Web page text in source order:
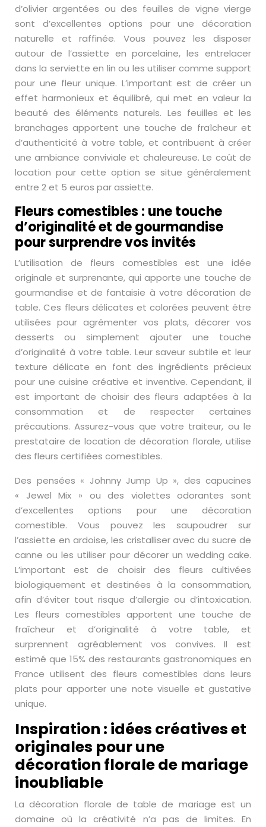
d’olivier argentées ou des feuilles de vigne vierge
sont d’excellentes options pour une décoration
naturelle et raffinée. Vous pouvez les disposer
autour de l’assiette en porcelaine, les entrelacer
dans la serviette en lin ou les utiliser comme support
pour une fleur unique. L’important est de créer un
effet harmonieux et équilibré, qui met en valeur la
beauté des éléments naturels. Les feuilles et les
branchages apportent une touche de fraîcheur et
d’authenticité à votre table, et contribuent à créer
une ambiance conviviale et chaleureuse. Le coût de
location pour cette option se situe généralement
entre 2 et 5 euros par assiette.
Fleurs comestibles : une touche
d’originalité et de gourmandise
pour surprendre vos invités
L’utilisation de fleurs comestibles est une idée
originale et surprenante, qui apporte une touche de
gourmandise et de fantaisie à votre décoration de
table. Ces fleurs délicates et colorées peuvent être
utilisées pour agrémenter vos plats, décorer vos
desserts ou simplement ajouter une touche
d’originalité à votre table. Leur saveur subtile et leur
texture délicate en font des ingrédients précieux
pour une cuisine créative et inventive. Cependant, il
est important de choisir des fleurs adaptées à la
consommation et de respecter certaines
précautions. Assurez-vous que votre traiteur, ou le
prestataire de location de décoration florale, utilise
des fleurs certifiées comestibles.
Des pensées « Johnny Jump Up », des capucines
« Jewel Mix » ou des violettes odorantes sont
d’excellentes options pour une décoration
comestible. Vous pouvez les saupoudrer sur
l’assiette en ardoise, les cristalliser avec du sucre de
canne ou les utiliser pour décorer un wedding cake.
L’important est de choisir des fleurs cultivées
biologiquement et destinées à la consommation,
afin d’éviter tout risque d’allergie ou d’intoxication.
Les fleurs comestibles apportent une touche de
fraîcheur et d’originalité à votre table, et
surprennent agréablement vos convives. Il est
estimé que 15% des restaurants gastronomiques en
France utilisent des fleurs comestibles dans leurs
plats pour apporter une note visuelle et gustative
unique.
Inspiration : idées créatives et
originales pour une
décoration florale de mariage
inoubliable
La décoration florale de table de mariage est un
domaine où la créativité n’a pas de limites. En